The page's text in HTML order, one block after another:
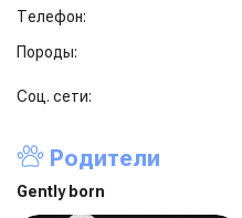
Телефон:
Породы:
Соц. сети:
Родители
Gently born